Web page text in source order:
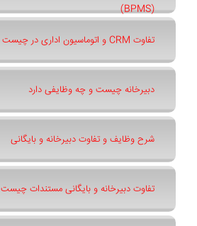
(BPMS)
تفاوت CRM و اتوماسیون اداری در چیست
دبیرخانه چیست و چه وظایفی دارد
شرح وظایف و تفاوت دبیرخانه و بایگانی
تفاوت دبیرخانه و بایگانی مستندات چیست